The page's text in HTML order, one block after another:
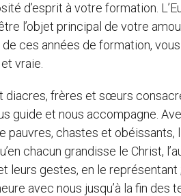
d’esprit à votre formation.
l’objet principal de votre
ces années de formation,
vraie.
diacres, frères et sœurs
guide et nous accompagne.
chastes et obéissants,
chacun grandisse le Christ,
leurs gestes, en le
avec nous jusqu’à la fin des